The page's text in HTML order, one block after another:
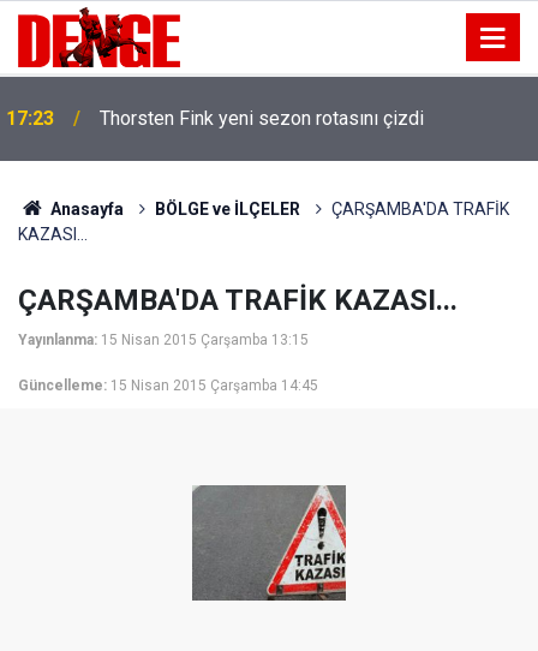
17:23 Thorsten Fink yeni sezon rotasını çizdi
Anasayfa BÖLGE ve İLÇELER
ÇARŞAMBA'DA TRAFİK
KAZASI...
ÇARŞAMBA'DA TRAFİK KAZASI...
Yayınlanma: 15 Nisan 2015 Çarşamba 13:15
Güncelleme: 15 Nisan 2015 Çarşamba 14:45